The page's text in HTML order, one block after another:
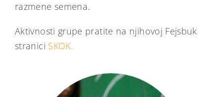
razmene semena.
Aktivnosti grupe pratite na njihovoj Fejsbuk
stranici SKOK.